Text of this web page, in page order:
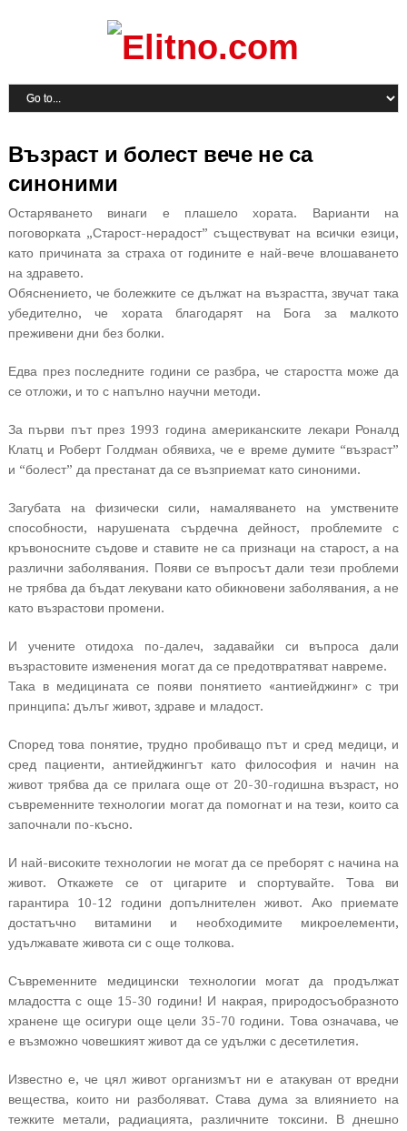
Възраст и болест вече не са
синоними
Остаряването винаги е плашело хората. Варианти на
поговорката „Старост-нерадост” съществуват на всички езици,
като причината за страха от годините е най-вече влошаването
на здравето.
Обяснението, че болежките се дължат на възрастта, звучат така
убедително, че хората благодарят на Бога за малкото
преживени дни без болки.
Едва през последните години се разбра, че старостта може да
се отложи, и то с напълно научни методи.
За първи път през 1993 година американските лекари Роналд
Клатц и Роберт Голдман обявиха, че е време думите “възраст”
и “болест” да престанат да се възприемат като синоними.
Загубата на физически сили, намаляването на умствените
способности, нарушената сърдечна дейност, проблемите с
кръвоносните съдове и ставите не са признаци на старост, а на
различни заболявания. Появи се въпросът дали тези проблеми
не трябва да бъдат лекувани като обикновени заболявания, а не
като възрастови промени.
И учените отидоха по-далеч, задавайки си въпроса дали
възрастовите изменения могат да се предотвратяват навреме.
Така в медицината се появи понятието «антиейджинг» с три
принципа: дълъг живот, здраве и младост.
Според това понятие, трудно пробиващо път и сред медици, и
сред пациенти, антиейджингът като философия и начин на
живот трябва да се прилага още от 20-30-годишна възраст, но
съвременните технологии могат да помогнат и на тези, които са
започнали по-късно.
И най-високите технологии не могат да се преборят с начина на
живот. Откажете се от цигарите и спортувайте. Това ви
гарантира 10-12 години допълнителен живот. Ако приемате
достатъчно витамини и необходимите микроелементи,
удължавате живота си с още толкова.
Съвременните медицински технологии могат да продължат
младостта с още 15-30 години! И накрая, природосъобразното
хранене ще осигури още цели 35-70 години. Това означава, че
е възможно човешкият живот да се удължи с десетилетия.
Известно е, че цял живот организмът ни е атакуван от вредни
вещества, които ни разболяват. Става дума за влиянието на
тежките метали, радиацията, различните токсини. В днешно